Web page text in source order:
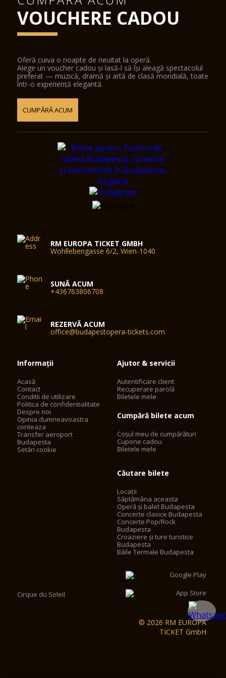
VOUCHERE CADOU
Oferă cuiva o noapte de neuitat la operă.
Alege un voucher cadou și lasă-l să își aleagă spectacolul
preferat — muzică, dramă și artă de clasă mondială, toate
într-o experiență elegantă.
CUMPĂRĂ ACUM
RM EUROPA TICKET GMBH
Wohllebengasse 6/2, Wien-1040
SUNĂ ACUM
+436763806708
REZERVĂ ACUM
office@budapestopera-tickets.com
Informații
Acasă
Contact
Conditii de utilizare
Politica de confidentialitate
Despre noi
Opinia dumneavoastra
conteaza
Transfer aeroport
Budapesta
Setări cookie
Ajutor & servicii
Autentificare client
Recuperare parolă
Biletele mele
Cumpără bilete acum
Coșul meu de cumpărături
Cupone cadou
Biletele mele
Căutare bilete
Locații
Săptămâna aceasta
Operă și balet Budapesta
Concerte clasice Budapesta
Concerte Pop/Rock
Budapesta
Croaziere și ture turistice
Budapesta
Băile Termale Budapesta
Cirque du Soleil
© 2026 RM EUROPA
TICKET GmbH